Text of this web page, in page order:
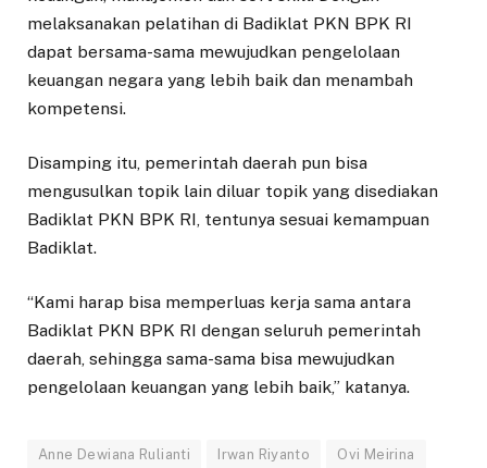
melaksanakan pelatihan di Badiklat PKN BPK RI
dapat bersama-sama mewujudkan pengelolaan
keuangan negara yang lebih baik dan menambah
kompetensi.
Disamping itu, pemerintah daerah pun bisa
mengusulkan topik lain diluar topik yang disediakan
Badiklat PKN BPK RI, tentunya sesuai kemampuan
Badiklat.
“Kami harap bisa memperluas kerja sama antara
Badiklat PKN BPK RI dengan seluruh pemerintah
daerah, sehingga sama-sama bisa mewujudkan
pengelolaan keuangan yang lebih baik,” katanya.
Anne Dewiana Rulianti Irwan Riyanto Ovi Meirina